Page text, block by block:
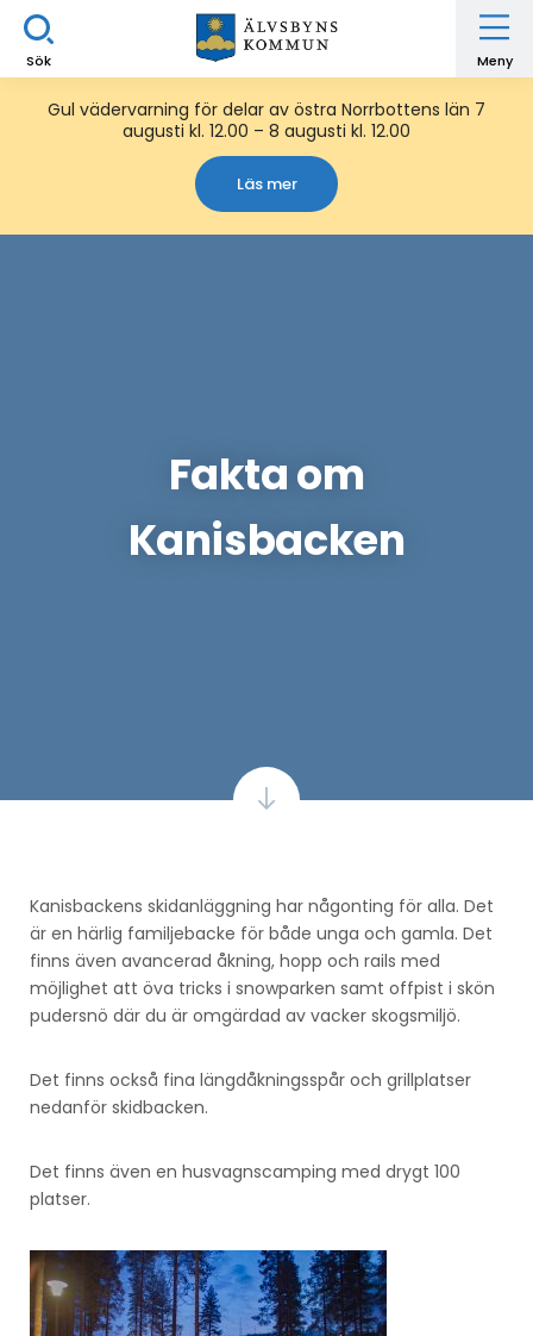
Sök Meny
Gul vädervarning för delar av östra Norrbottens län 7
augusti kl. 12.00 – 8 augusti kl. 12.00
Läs mer
Fakta om
Kanisbacken
Kanisbackens skidanläggning har någonting för alla. Det
är en härlig familjebacke för både unga och gamla. Det
finns även avancerad åkning, hopp och rails med
möjlighet att öva tricks i snowparken samt offpist i skön
pudersnö där du är omgärdad av vacker skogsmiljö.
Det finns också fina längdåkningsspår och grillplatser
nedanför skidbacken.
Det finns även en husvagnscamping med drygt 100
platser.